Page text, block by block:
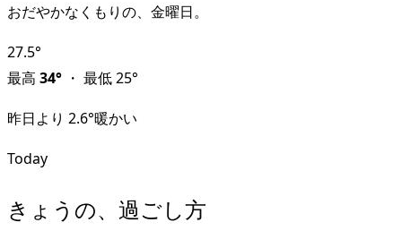
おだやかなくもりの、金曜日。
27.5°
最高 34° ・ 最低25°
昨日より 2.6°暖かい
Today
きょうの、過ごし方